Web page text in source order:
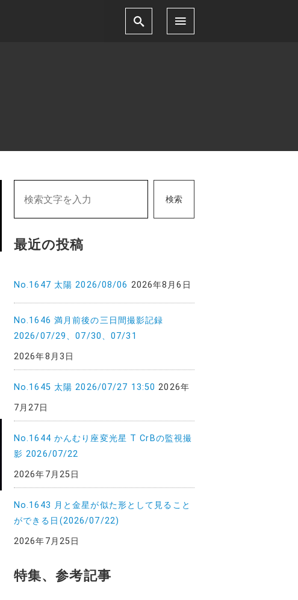
検索
最近の投稿
No.1647 太陽 2026/08/06 2026年8月6日
No.1646 満月前後の三日間撮影記録
2026/07/29、07/30、07/31
2026年8月3日
No.1645 太陽 2026/07/27 13:50 2026年
7月27日
No.1644 かんむり座変光星 T CrBの監視撮
影 2026/07/22
2026年7月25日
No.1643 月と金星が似た形として見ること
ができる日(2026/07/22)
2026年7月25日
特集、参考記事